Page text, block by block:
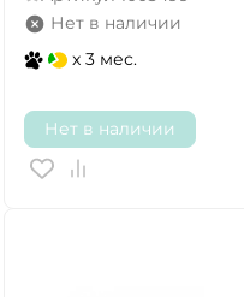
Нет в наличии
x 3 мес.
Нет в наличии